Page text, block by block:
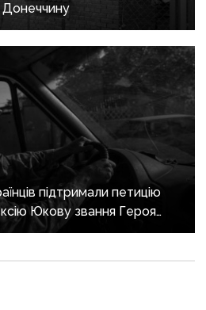
Донеччину
підтримали петицію
Юкову звання Героя